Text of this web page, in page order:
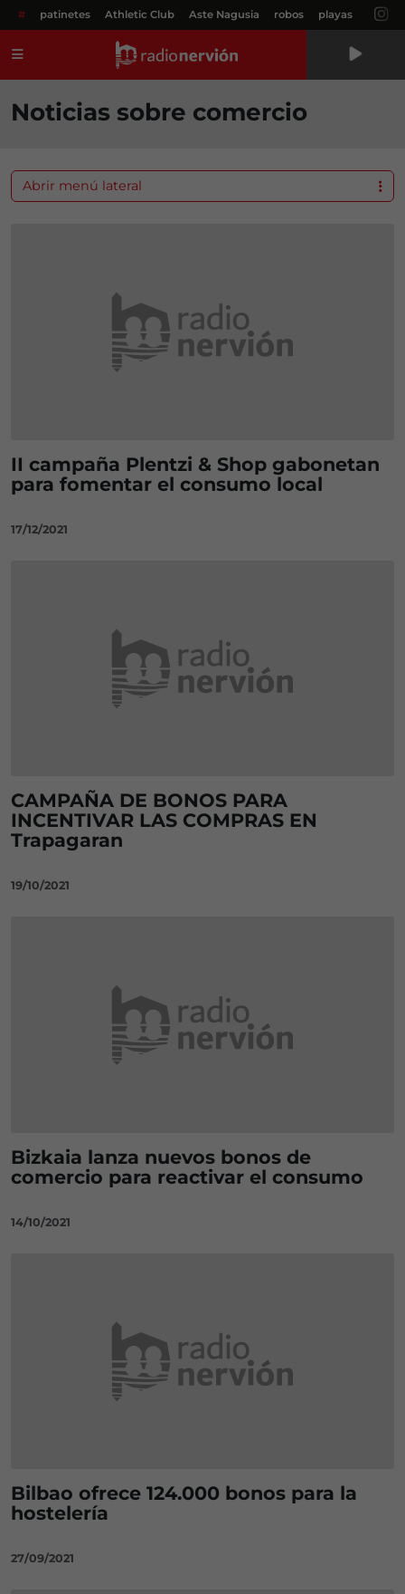
# patinetes Athletic Club Aste Nagusia robos playas
Noticias sobre comercio
II campaña Plentzi & Shop gabonetan
para fomentar el consumo local
17/12/2021
CAMPAÑA DE BONOS PARA
INCENTIVAR LAS COMPRAS EN
Trapagaran
19/10/2021
Bizkaia lanza nuevos bonos de
comercio para reactivar el consumo
14/10/2021
Bilbao ofrece 124.000 bonos para la
hostelería
27/09/2021
Abrir menú lateral